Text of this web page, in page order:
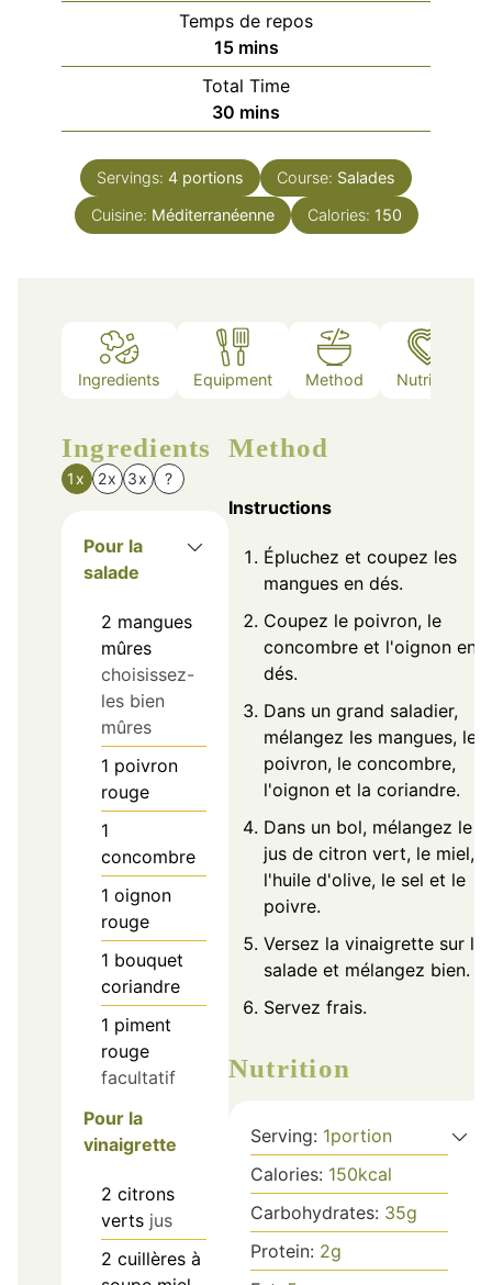
Temps de repos
15minutes
mins
Total Time
30 minutes
mins
Servings: 4 portions Course: Salades
Cuisine: Méditerranéenne Calories: 150
Ingredients Equipment Method Nutrition
Ingredients
1x 2x 3x ?
Pour la
salade
2 mangues
mûres
choisissez-
les bien
mûres
1 poivron
rouge
1
concombre
1 oignon
rouge
1 bouquet
coriandre
1 piment
rouge
facultatif
Pour la
vinaigrette
2 citrons
verts jus
2 cuillères à
Method
Instructions
Épluchez et coupez les
mangues en dés.
Coupez le poivron, le
concombre et l'oignon en
dés.
Dans un grand saladier,
mélangez les mangues, le
poivron, le concombre,
l'oignon et la coriandre.
Dans un bol, mélangez le
jus de citron vert, le miel,
l'huile d'olive, le sel et le
poivre.
Versez la vinaigrette sur la
salade et mélangez bien.
Servez frais.
Nutrition
Serving: 1portion
Calories: 150kcal
Carbohydrates: 35g
Protein: 2g